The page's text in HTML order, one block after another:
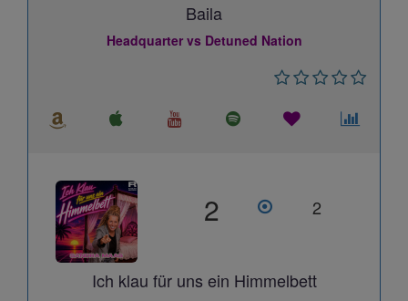
Baila
Headquarter vs Detuned Nation
2 2
Ich klau für uns ein Himmelbett